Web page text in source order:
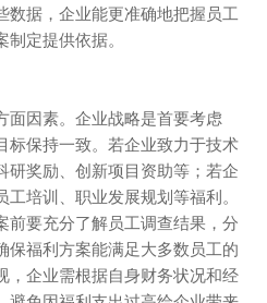
数据，企业能更准确地把握员工
定提供依据。
面因素。企业战略是首要考虑
标保持一致。若企业致力于技术
研奖励、创新项目资助等；若企
培训、职业发展规划等福利。
前要充分了解员工调查结果，分
保福利方案能满足大多数员工的
，企业需根据自身财务状况和经